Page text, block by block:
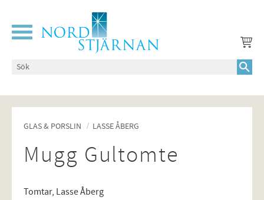
Meny
GLAS & PORSLIN LASSE ÅBERG
Mugg Gultomte
Tomtar, Lasse Åberg